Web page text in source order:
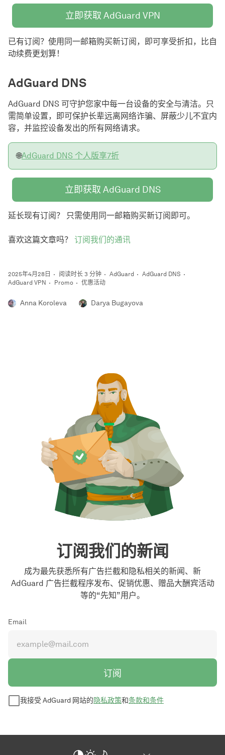
立即获取 AdGuard VPN
已有订阅？使用同一邮箱购买新订阅，即可享受折扣，比自
动续费更划算！
AdGuard DNS
AdGuard DNS 可守护您家中每一台设备的安全与清洁。只
需简单设置，即可保护长辈远离网络诈骗、屏蔽少儿不宜内
容，并监控设备发出的所有网络请求。
🌐AdGuard DNS 个人版享7折
立即获取 AdGuard DNS
延长现有订阅？ 只需使用同一邮箱购买新订阅即可。
喜欢这篇文章吗？ 订阅我们的通讯
2025年4月28日 阅读时长 3 分钟 AdGuard
AdGuard DNS
AdGuard VPN
Promo 优惠活动
Anna Koroleva Darya Bugayova
订阅我们的新闻
成为最先获悉所有广告拦截和隐私相关的新闻、新
AdGuard 广告拦截程序发布、促销优惠、赠品大酬宾活动
等的“先知”用户。
Email
订阅
我接受 AdGuard 网站的隐私政策和条款和条件